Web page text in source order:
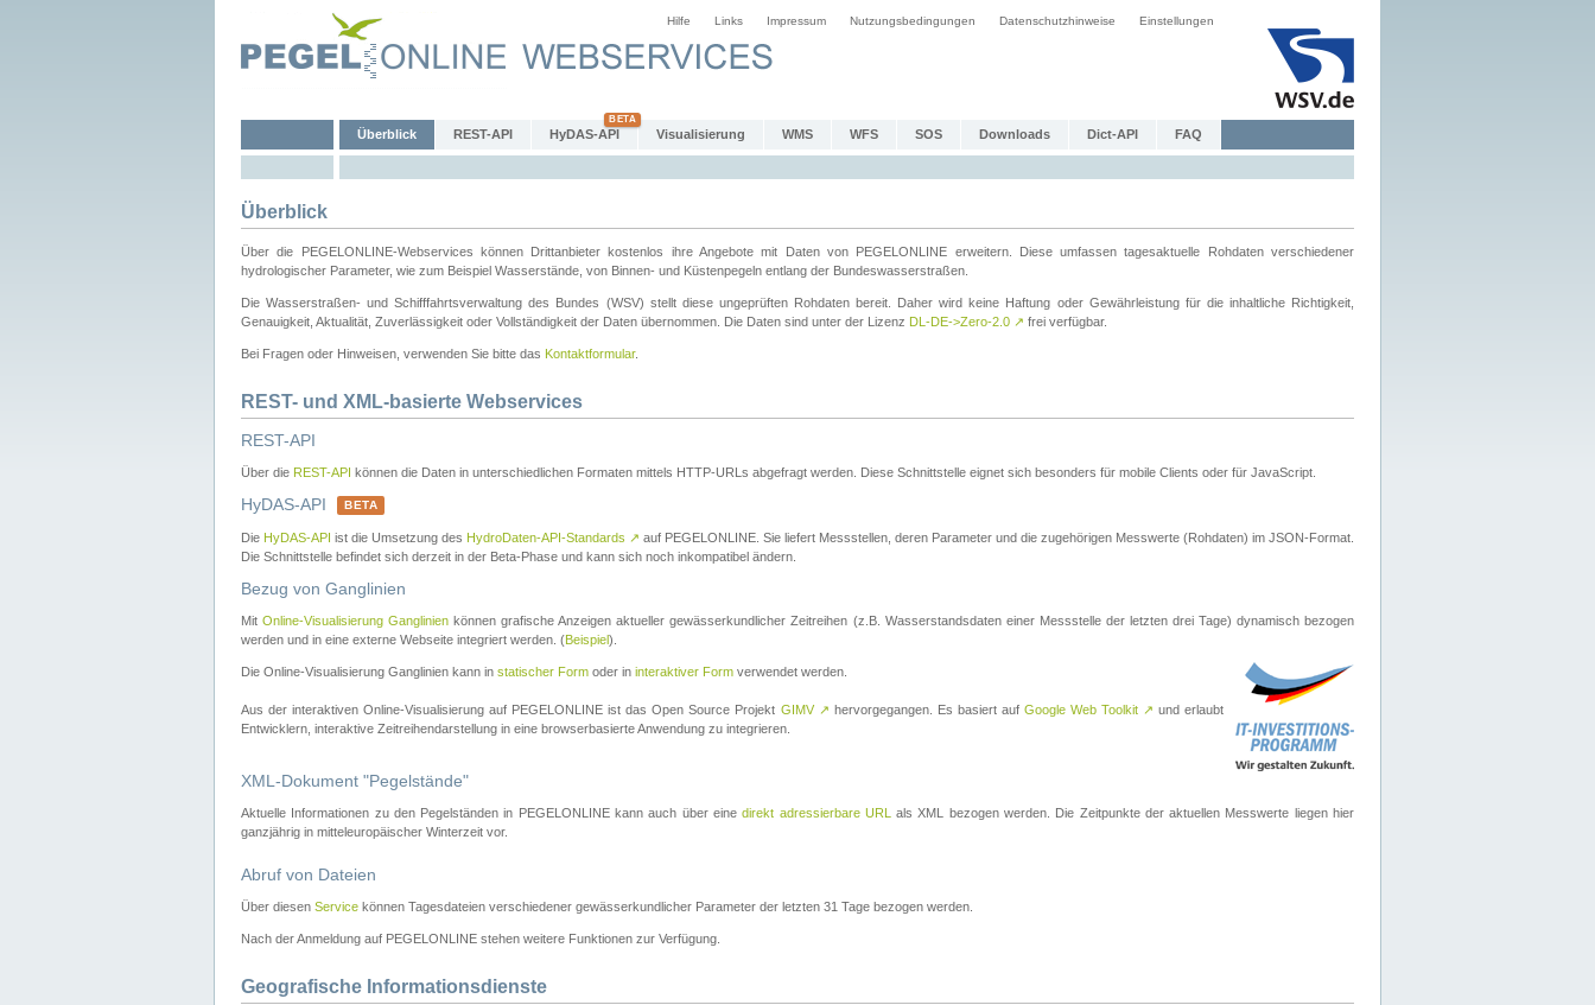
Hilfe Links Impressum Nutzungsbedingungen Datenschutzhinweise Einstellungen
Überblick REST-API HyDAS-API Visualisierung WMS WFS SOS Downloads Dict-API FAQ
Überblick
Über die PEGELONLINE-Webservices können Drittanbieter kostenlos ihre Angebote mit Daten von PEGELONLINE erweitern. Diese umfassen tagesaktuelle Rohdaten verschiedener
hydrologischer Parameter, wie zum Beispiel Wasserstände, von Binnen- und Küstenpegeln entlang der Bundeswasserstraßen.
Die Wasserstraßen- und Schifffahrtsverwaltung des Bundes (WSV) stellt diese ungeprüften Rohdaten bereit. Daher wird keine Haftung oder Gewährleistung für die inhaltliche Richtigkeit,
Genauigkeit, Aktualität, Zuverlässigkeit oder Vollständigkeit der Daten übernommen. Die Daten sind unter der Lizenz DL-DE->Zero-2.0 ↗ frei verfügbar.
Bei Fragen oder Hinweisen, verwenden Sie bitte das Kontaktformular.
REST- und XML-basierte Webservices
REST-API
Über die REST-API können die Daten in unterschiedlichen Formaten mittels HTTP-URLs abgefragt werden. Diese Schnittstelle eignet sich besonders für mobile Clients oder für JavaScript.
HyDAS-API BETA
Die HyDAS-API ist die Umsetzung des HydroDaten-API-Standards ↗ auf PEGELONLINE. Sie liefert Messstellen, deren Parameter und die zugehörigen Messwerte (Rohdaten) im JSON-Format.
Die Schnittstelle befindet sich derzeit in der Beta-Phase und kann sich noch inkompatibel ändern.
Bezug von Ganglinien
MitOnline-Visualisierung Ganglinien können grafische Anzeigen aktueller gewässerkundlicher Zeitreihen (z.B. Wasserstandsdaten einer Messstelle der letzten drei Tage) dynamisch bezogen
werden und in eine externe Webseite integriert werden. (Beispiel).
Die Online-Visualisierung Ganglinien kann in statischer Form oder in interaktiver Form verwendet werden.
Aus der interaktiven Online-Visualisierung auf PEGELONLINE ist das Open Source Projekt GIMV ↗ hervorgegangen. Es basiert auf Google Web Toolkit ↗ und erlaubt
Entwicklern, interaktive Zeitreihendarstellung in eine browserbasierte Anwendung zu integrieren.
XML-Dokument "Pegelstände"
Aktuelle Informationen zu den Pegelständen in PEGELONLINE kann auch über einedirekt adressierbare URL
als XML bezogen werden. Die Zeitpunkte der aktuellen Messwerte liegen hier
ganzjährig in mitteleuropäischer Winterzeit vor.
Abruf von Dateien
Über diesen Service können Tagesdateien verschiedener gewässerkundlicher Parameter der letzten 31 Tage bezogen werden.
Nach der Anmeldung auf PEGELONLINE stehen weitere Funktionen zur Verfügung.
Geografische Informationsdienste